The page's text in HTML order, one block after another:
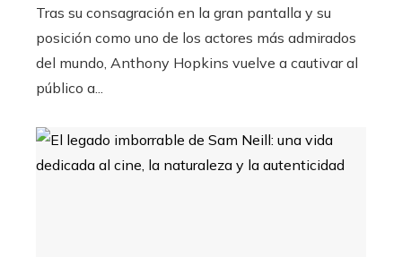
Tras su consagración en la gran pantalla y su
posición como uno de los actores más admirados
del mundo, Anthony Hopkins vuelve a cautivar al
público a...